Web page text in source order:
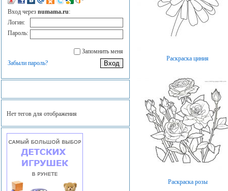
Вход через numama.ru:
Логин:
Пароль:
Запомнить меня
Забыли пароль?
Нет тегов для отображения
Раскраска циния
Раскраска розы